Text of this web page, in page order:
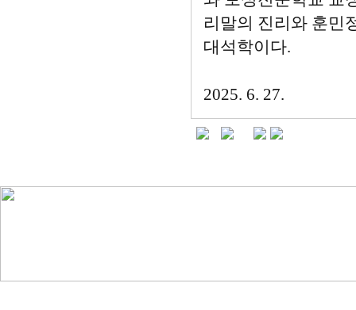
리말의 진리와 훈민
대석학이다.
2025. 6. 27.